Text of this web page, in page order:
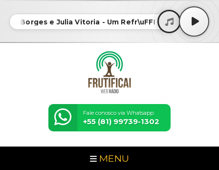
Borges e Julia Vitoria - Um Refr\uFFFDPra Sua
Fale conosco via Whatsapp:
+55 (81) 99739-1302
MENU